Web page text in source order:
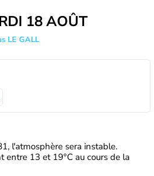
18 AOÛT
LE GALL
l'atmosphère sera instable.
entre 13 et 19°C au cours de la